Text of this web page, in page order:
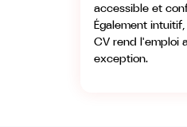
accessible et
Également
CV rend l'emploi
exception.